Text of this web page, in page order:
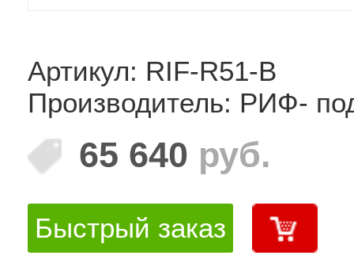
Артикул: RIF-R51-B
Производитель: РИФ-
65 640 руб.
Быстрый заказ